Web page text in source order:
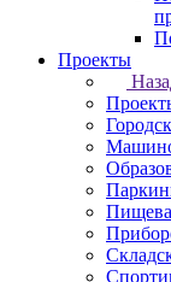
Проекты